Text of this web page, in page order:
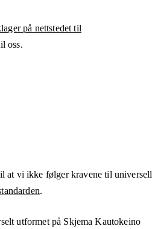
på nettstedet til
oss.
at vi ikke følger kravene til universell
.
utformet på Skjema Kautokeino